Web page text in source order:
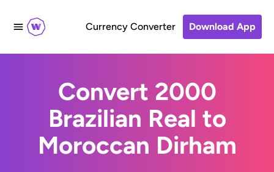
Currency Converter Download App
Convert 2000
Brazilian Real to
Moroccan Dirham